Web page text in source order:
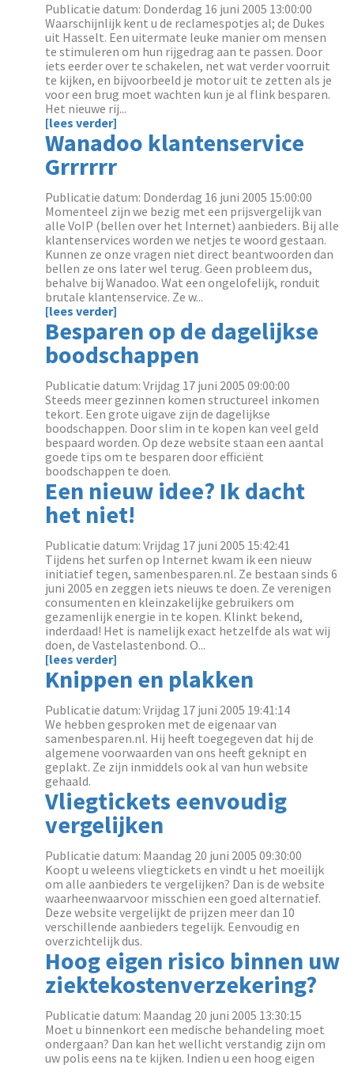
Publicatie datum: Donderdag 16 juni 2005 13:00:00
Waarschijnlijk kent u de reclamespotjes al; de Dukes
uit Hasselt. Een uitermate leuke manier om mensen
te stimuleren om hun rijgedrag aan te passen. Door
iets eerder over te schakelen, net wat verder voorruit
te kijken, en bijvoorbeeld je motor uit te zetten als je
voor een brug moet wachten kun je al flink besparen.
Het nieuwe rij...
[lees verder]
Wanadoo klantenservice
Grrrrrr
Publicatie datum: Donderdag 16 juni 2005 15:00:00
Momenteel zijn we bezig met een prijsvergelijk van
alle VoIP (bellen over het Internet) aanbieders. Bij alle
klantenservices worden we netjes te woord gestaan.
Kunnen ze onze vragen niet direct beantwoorden dan
bellen ze ons later wel terug. Geen probleem dus,
behalve bij Wanadoo. Wat een ongelofelijk, ronduit
brutale klantenservice. Ze w...
[lees verder]
Besparen op de dagelijkse
boodschappen
Publicatie datum: Vrijdag 17 juni 2005 09:00:00
Steeds meer gezinnen komen structureel inkomen
tekort. Een grote uigave zijn de dagelijkse
boodschappen. Door slim in te kopen kan veel geld
bespaard worden. Op deze website staan een aantal
goede tips om te besparen door efficiënt
boodschappen te doen.
Een nieuw idee? Ik dacht
het niet!
Publicatie datum: Vrijdag 17 juni 2005 15:42:41
Tijdens het surfen op Internet kwam ik een nieuw
initiatief tegen, samenbesparen.nl. Ze bestaan sinds 6
juni 2005 en zeggen iets nieuws te doen. Ze verenigen
consumenten en kleinzakelijke gebruikers om
gezamenlijk energie in te kopen. Klinkt bekend,
inderdaad! Het is namelijk exact hetzelfde als wat wij
doen, de Vastelastenbond. O...
[lees verder]
Knippen en plakken
Publicatie datum: Vrijdag 17 juni 2005 19:41:14
We hebben gesproken met de eigenaar van
samenbesparen.nl. Hij heeft toegegeven dat hij de
algemene voorwaarden van ons heeft geknipt en
geplakt. Ze zijn inmiddels ook al van hun website
gehaald.
Vliegtickets eenvoudig
vergelijken
Publicatie datum: Maandag 20 juni 2005 09:30:00
Koopt u weleens vliegtickets en vindt u het moeilijk
om alle aanbieders te vergelijken? Dan is de website
waarheenwaarvoor misschien een goed alternatief.
Deze website vergelijkt de prijzen meer dan 10
verschillende aanbieders tegelijk. Eenvoudig en
overzichtelijk dus.
Hoog eigen risico binnen uw
ziektekostenverzekering?
Publicatie datum: Maandag 20 juni 2005 13:30:15
Moet u binnenkort een medische behandeling moet
ondergaan? Dan kan het wellicht verstandig zijn om
uw polis eens na te kijken. Indien u een hoog eigen